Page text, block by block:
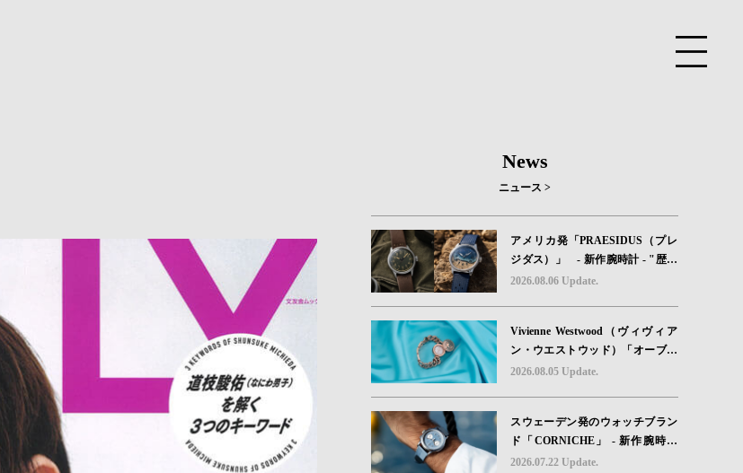
News
ニュース >
アメリカ発「PRAESIDUS（プレ
ジダス）」 - 新作腕時計 - "歴史
を身に着ける“ -戦場を駆け抜けた
字盤に閉じ込めた「A-11」コレク
ション2種類が発売。
2026.08.06 Update.
Vivienne Westwood（ヴィヴィア
ン・ウエストウッド）「オーブボ
タン」コレクションに、⽇本限定
2026.08.05 Update.
スウェーデン発のウォッチブラン
ド「CORNICHE」 - 新作腕時計
地中海の夏を映す、爽やかなブル
2026.07.22 Update.